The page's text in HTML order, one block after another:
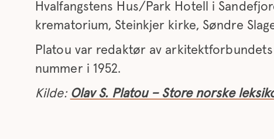
Hvalfangstens Hus/Park Hotell i
krematorium, Steinkjer kirke, Søndre
Platou var redaktør av
nummer i 1952.
Kilde: Olav S. Platou – Store norske